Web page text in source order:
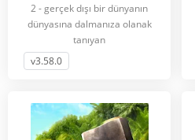
2 - gerçek dışı bir dünyanın
dünyasına dalmanıza olanak
tanıyan
v3.58.0